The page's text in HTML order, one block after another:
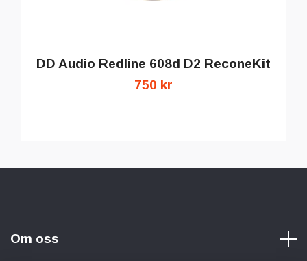
DD Audio Redline 608d D2 ReconeKit
750 kr
Om oss